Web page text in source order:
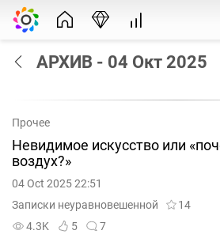
АРХИВ - 04 Окт 2025
Прочее
Невидимое искусство или
воздух?»
04 Oct 2025 22:51
Записки неуравновешенной
14
4.3K
5 7